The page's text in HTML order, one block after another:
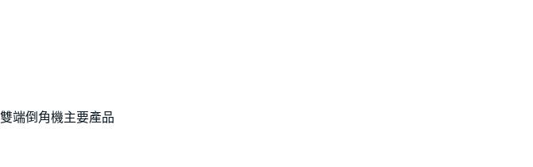
雙端倒角機主要產品